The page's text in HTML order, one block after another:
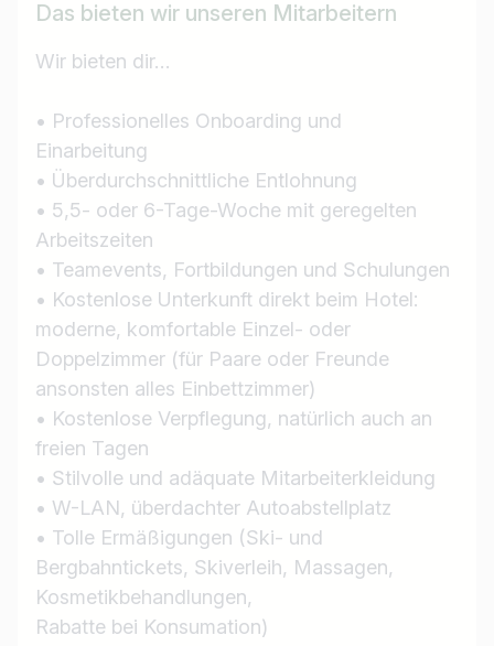
Das bieten wir unseren Mitarbeitern
Wir bieten dir…
• Professionelles Onboarding und
Einarbeitung
• Überdurchschnittliche Entlohnung
• 5,5- oder 6-Tage-Woche mit geregelten
Arbeitszeiten
• Teamevents, Fortbildungen und Schulungen
• Kostenlose Unterkunft direkt beim Hotel:
moderne, komfortable Einzel- oder
Doppelzimmer (für Paare oder Freunde
ansonsten alles Einbettzimmer)
• Kostenlose Verpflegung, natürlich auch an
freien Tagen
• Stilvolle und adäquate Mitarbeiterkleidung
• W-LAN, überdachter Autoabstellplatz
• Tolle Ermäßigungen (Ski- und
Bergbahntickets, Skiverleih, Massagen,
Kosmetikbehandlungen,
Rabatte bei Konsumation)
Land / Bundesland
Jobs finden